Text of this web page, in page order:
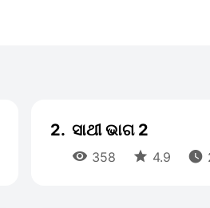
2. ସାଥୀ ଭାଗ 2
 358  4.9 